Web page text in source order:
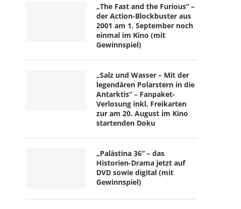
„The Fast and the Furious“ –
der Action-Blockbuster aus
2001 am 1. September noch
einmal im Kino (mit
Gewinnspiel)
„Salz und Wasser – Mit der
legendären Polarstern in die
Antarktis“ – Fanpaket-
Verlosung inkl. Freikarten
zur am 20. August im Kino
startenden Doku
„Palästina 36“ – das
Historien-Drama jetzt auf
DVD sowie digital (mit
Gewinnspiel)